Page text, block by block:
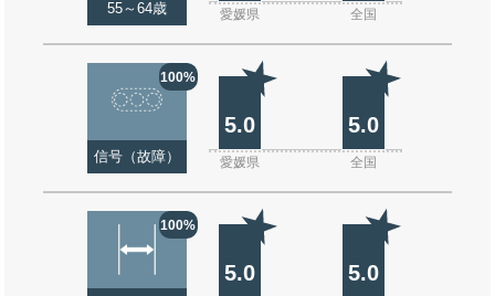
55～64歳 愛媛県 全国
100%
信号（故障）
5.0 5.0
愛媛県 全国
100%
5.0 5.0